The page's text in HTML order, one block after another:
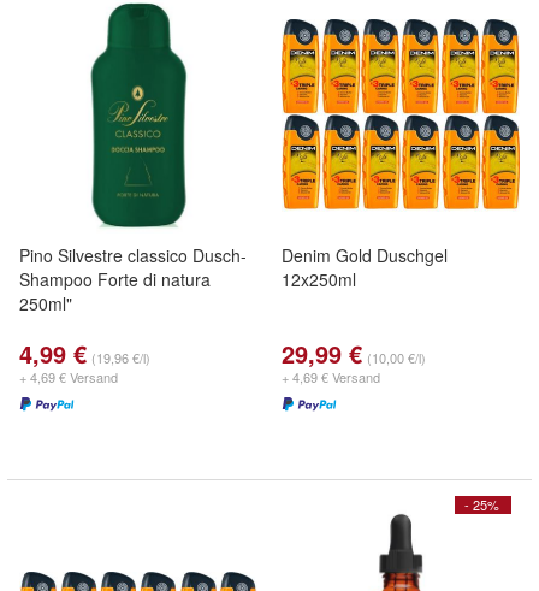
Pino Silvestre classico Dusch-
Shampoo Forte di natura
250ml"
4,99 € (19,96 €/l)
+ 4,69 € Versand
Denim Gold Duschgel
12x250ml
29,99 € (10,00 €/l)
+ 4,69 € Versand
- 25%